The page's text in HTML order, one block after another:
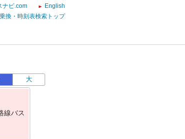
ナビ.com
English
乗換・時刻表検索トップ
大
線バス